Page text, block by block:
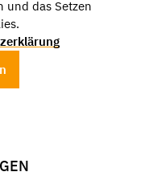
und das Setzen